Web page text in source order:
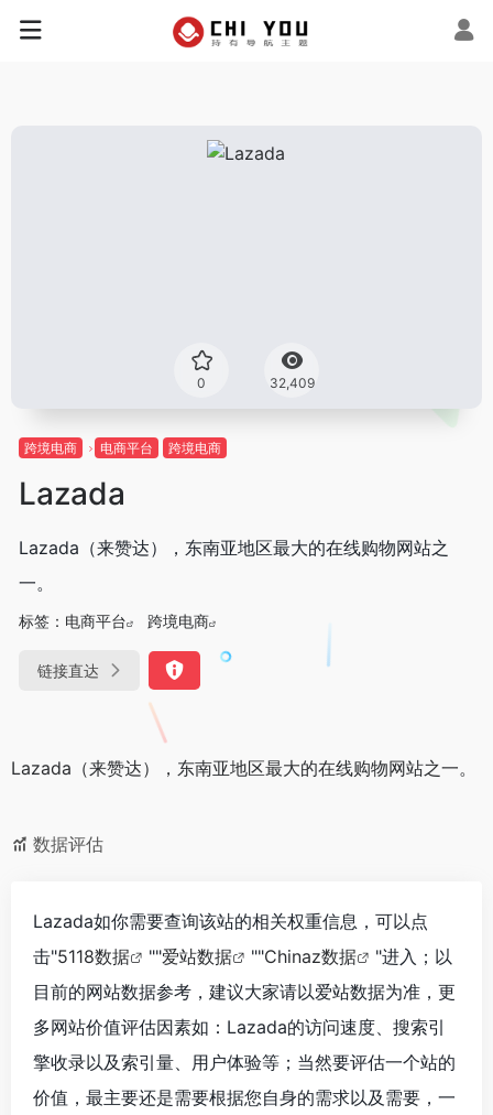
0 32,409
跨境电商 电商平台 跨境电商
Lazada
Lazada（来赞达），东南亚地区最大的在线购物网站之
一。
标签： 电商平台 跨境电商
链接直达
Lazada（来赞达），东南亚地区最大的在线购物网站之一。
数据评估
Lazada如你需要查询该站的相关权重信息，可以点
击"5118数据 ""爱站数据 ""Chinaz数据
"进入；以
目前的网站数据参考，建议大家请以爱站数据为准，更
多网站价值评估因素如：Lazada的访问速度、搜索引
擎收录以及索引量、用户体验等；当然要评估一个站的
价值，最主要还是需要根据您自身的需求以及需要，一